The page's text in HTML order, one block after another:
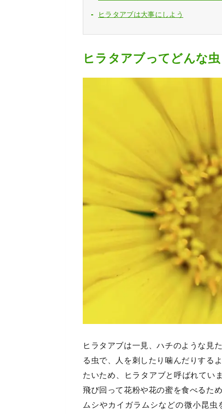
ヒラタアブは大事にしよう
ヒラタアブってどんな
ヒラタアブは一見、ハチのような見
る虫で、人を刺したり噛んだりする
たいため、ヒラタアブと呼ばれてい
飛び回って花粉や花の蜜を食べるた
ムシやカイガラムシなどの微小昆